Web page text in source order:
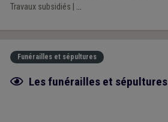
Travaux subsidiés
...
Funérailles et sépultures
Fiche focus
Les funérailles et sépultures